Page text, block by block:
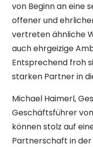
von Beginn an eine
offener und
vertreten ähnliche
auch ehrgeizige
Entsprechend froh
starken Partner in
Michael Haimerl,
Geschäftsführer von
können stolz auf
Partnerschaft in der